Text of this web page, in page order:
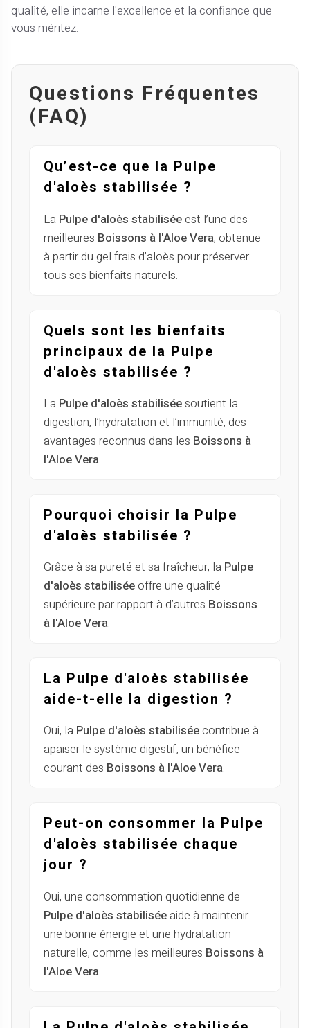
qualité, elle incarne l'excellence et la confiance que
vous méritez.
Questions Fréquentes
(FAQ)
Qu’est-ce que la Pulpe
d'aloès stabilisée ?
La Pulpe d'aloès stabiliséeest l’une des
meilleures Boissons à l'Aloe Vera, obtenue
à partir du gel frais d’aloès pour préserver
tous ses bienfaits naturels.
Quels sont les bienfaits
principaux de la Pulpe
d'aloès stabilisée ?
La Pulpe d'aloès stabiliséesoutient la
digestion, l’hydratation et l’immunité, des
avantages reconnus dans les Boissons à
l'Aloe Vera.
Pourquoi choisir la Pulpe
d'aloès stabilisée ?
Grâce à sa pureté et sa fraîcheur, la Pulpe
d'aloès stabiliséeoffre une qualité
supérieure par rapport à d’autres Boissons
à l'Aloe Vera.
La Pulpe d'aloès stabilisée
aide-t-elle la digestion ?
Oui, la Pulpe d'aloès stabiliséecontribue à
apaiser le système digestif, un bénéfice
courant des Boissons à l'Aloe Vera.
Peut-on consommer la Pulpe
d'aloès stabilisée chaque
jour ?
Oui, une consommation quotidienne de
Pulpe d'aloès stabilisée aide à maintenir
une bonne énergie et une hydratation
naturelle, comme les meilleures Boissons à
l'Aloe Vera.